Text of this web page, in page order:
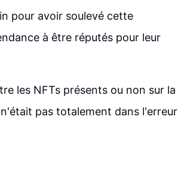
pour avoir soulevé cette
à être réputés pour leur
les NFTs présents ou non sur la
pas totalement dans l'erreur